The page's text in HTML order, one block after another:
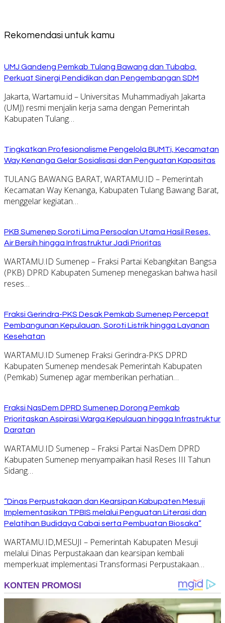
Rekomendasi untuk kamu
UMJ Gandeng Pemkab Tulang Bawang dan Tubaba,
Perkuat Sinergi Pendidikan dan Pengembangan SDM
Jakarta, Wartamu.id – Universitas Muhammadiyah Jakarta
(UMJ) resmi menjalin kerja sama dengan Pemerintah
Kabupaten Tulang…
Tingkatkan Profesionalisme Pengelola BUMTi, Kecamatan
Way Kenanga Gelar Sosialisasi dan Penguatan Kapasitas
TULANG BAWANG BARAT, WARTAMU.ID – Pemerintah
Kecamatan Way Kenanga, Kabupaten Tulang Bawang Barat,
menggelar kegiatan…
PKB Sumenep Soroti Lima Persoalan Utama Hasil Reses,
Air Bersih hingga Infrastruktur Jadi Prioritas
WARTAMU.ID Sumenep – Fraksi Partai Kebangkitan Bangsa
(PKB) DPRD Kabupaten Sumenep menegaskan bahwa hasil
reses…
Fraksi Gerindra-PKS Desak Pemkab Sumenep Percepat
Pembangunan Kepulauan, Soroti Listrik hingga Layanan
Kesehatan
WARTAMU.ID Sumenep Fraksi Gerindra-PKS DPRD
Kabupaten Sumenep mendesak Pemerintah Kabupaten
(Pemkab) Sumenep agar memberikan perhatian…
Fraksi NasDem DPRD Sumenep Dorong Pemkab
Prioritaskan Aspirasi Warga Kepulauan hingga Infrastruktur
Daratan
WARTAMU.ID Sumenep – Fraksi Partai NasDem DPRD
Kabupaten Sumenep menyampaikan hasil Reses III Tahun
Sidang…
“Dinas Perpustakaan dan Kearsipan Kabupaten Mesuji
Implementasikan TPBIS melalui Penguatan Literasi dan
Pelatihan Budidaya Cabai serta Pembuatan Biosaka”
WARTAMU.ID,MESUJI – Pemerintah Kabupaten Mesuji
melalui Dinas Perpustakaan dan kearsipan kembali
memperkuat implementasi Transformasi Perpustakaan…